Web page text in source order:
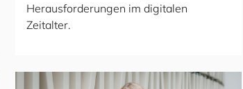
Herausforderungen im digitalen
Zeitalter.